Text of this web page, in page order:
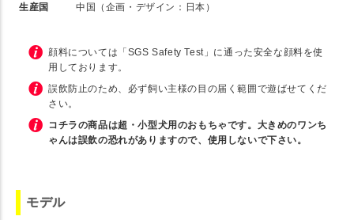
生産国
中国（企画・デザイン：日本）
顔料については「SGS Safety Test」に通った安全な顔料を使
用しております。
誤飲防止のため、必ず飼い主様の目の届く範囲で遊ばせてくだ
さい。
コチラの商品は超・小型犬用のおもちゃです。大きめのワンち
ゃんは誤飲の恐れがありますので、使用しないで下さい。
モデル